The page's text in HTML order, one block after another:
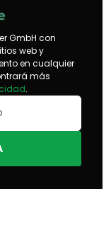
GmbH con
web y
en cualquier
más
.